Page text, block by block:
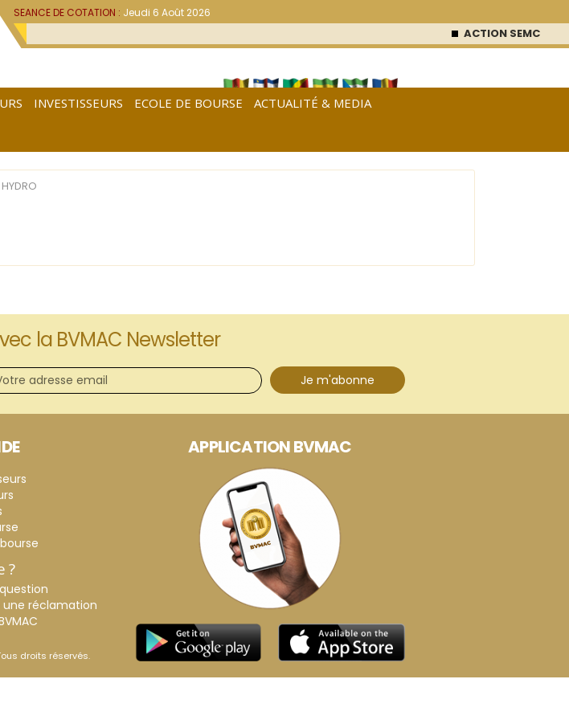
SEANCE DE COTATION : Jeudi 6 Août 2026
ACTION SEMC: 53
INVESTISSEURS ECOLE DE BOURSE
ACTUALITÉ & MEDIA
la BVMAC Newsletter
Je m'abonne
?
réclamation
droits réservés.
APPLICATION BVMAC